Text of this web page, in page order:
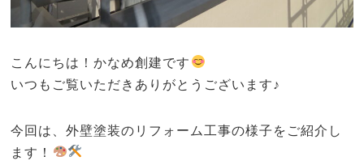
こんにちは！かなめ創建です
いつもご覧いただきありがとうございます♪
今回は、外壁塗装のリフォーム工事の様子をご紹介し
ます！